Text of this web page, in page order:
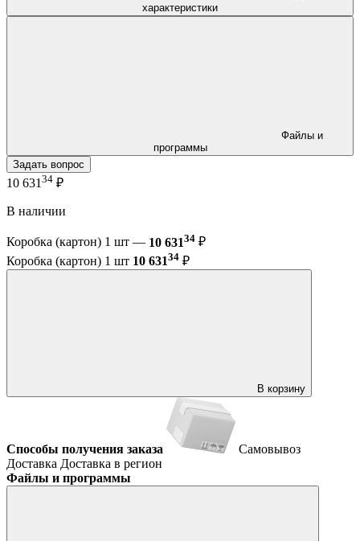
характеристики
программы
Задать вопрос
10 631 34 ₽
В наличии
Коробка (картон) 1 шт — 10 63134 ₽
Коробка (картон) 1 шт 10 63134 ₽
В корзину
Способы получения заказа
Самовывоз
Доставка Доставка в регион
Файлы и программы